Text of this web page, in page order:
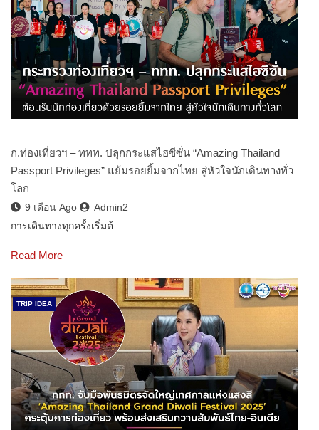
ก.ท่องเที่ยวฯ – ททท. ปลุกกระแสไฮซีซั่น “Amazing Thailand
Passport Privileges” แย้มรอยยิ้มจากไทย สู่หัวใจนักเดินทางทั่ว
โลก
9 เดือน Ago
Admin2
การเดินทางทุกครั้งเริ่มต้…
Read More
TRIP IDEA